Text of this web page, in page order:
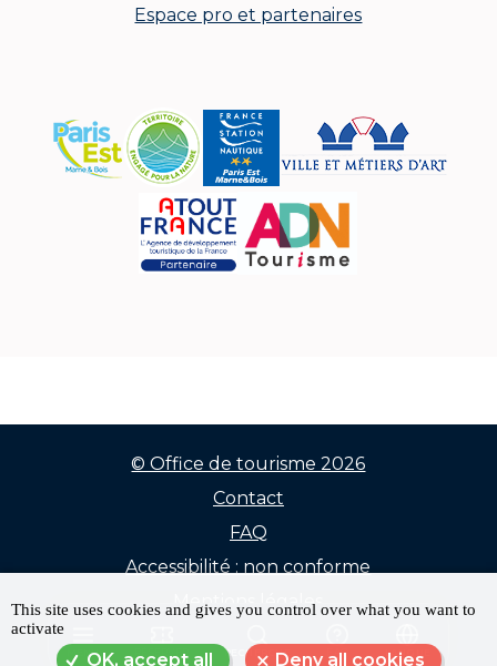
Espace pro et partenaires
© Office de tourisme 2026
Pied
de
page
Contact
FAQ
Accessibilité : non conforme
Mentions légales
MENU RÉSERVER RECHERCHE FAQ LANGUE
This site uses cookies and gives you control over what you want to
activate
OK, accept all Deny all cookies